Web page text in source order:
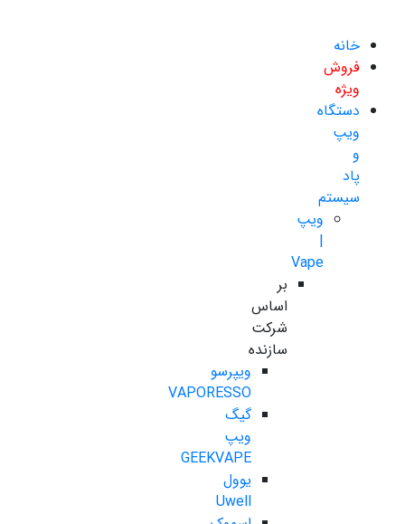
خانه
فروش
ویژه
دستگاه
ویپ
و
پاد
سیستم
ویپ
|
Vape
بر
اساس
شرکت
سازنده
ویپرسو
VAPORESSO
گیگ
ویپ
GEEKVAPE
یوول
Uwell